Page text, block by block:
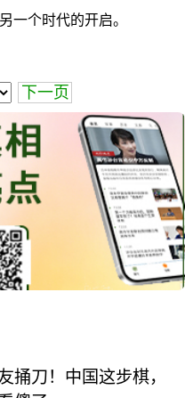
一个时代的开启。
下一页
捅刀！中国这步棋，